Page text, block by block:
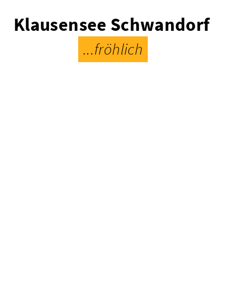
Klausensee Schwandorf
...fröhlich